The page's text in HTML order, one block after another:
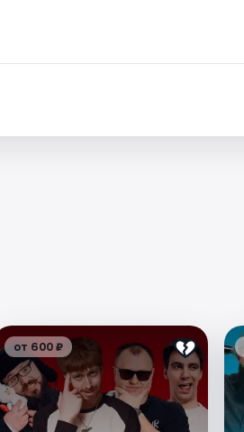
от 600 ₽